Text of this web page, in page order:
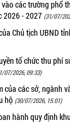
các trường phổ
2026 - 2027 (31/07/
Chủ tịch UBND
tổ chức thu phí
07/2026, 09:33)
của các sở, ngành
hộ (30/07/2026, 15:01)
hành quy định